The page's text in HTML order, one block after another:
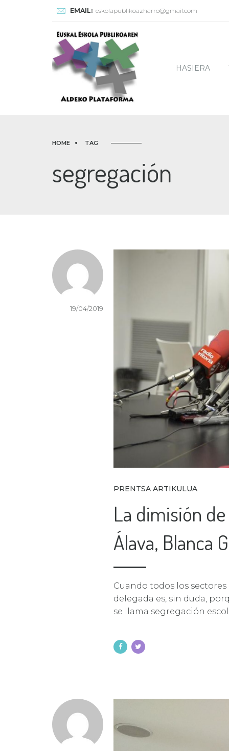
EMAIL: eskolapublikoazharro@gmail.com
HASIERA
HOME TAG
segregación
19/04/2019
PRENTSA ARTIKULUA
La dimisión
Álava, Blanca
Cuando todos los
delegada es, sin duda,
se llama segregación